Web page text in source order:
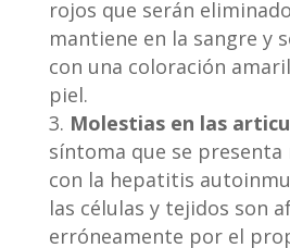
rojos que serán
mantiene en la sangre y
con una coloración
piel.
Molestias en las
síntoma que se
con la hepatitis
las células y tejidos son
erróneamente por el